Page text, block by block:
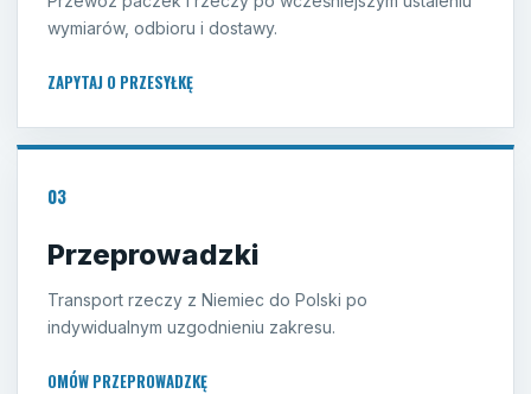
wymiarów, odbioru i dostawy.
ZAPYTAJ O PRZESYŁKĘ
03
Przeprowadzki
Transport rzeczy z Niemiec do Polski po
indywidualnym uzgodnieniu zakresu.
OMÓW PRZEPROWADZKĘ